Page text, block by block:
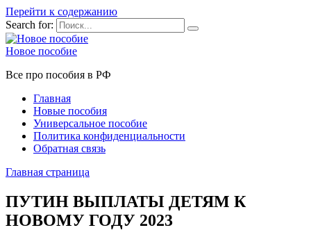
Перейти к содержанию
Search for:
Новое пособие
Все про пособия в РФ
Главная
Новые пособия
Универсальное пособие
Политика конфиденциальности
Обратная связь
Главная страница
ПУТИН ВЫПЛАТЫ ДЕТЯМ К
НОВОМУ ГОДУ 2023